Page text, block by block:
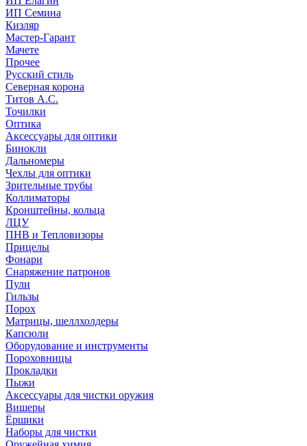
ИП Семина
Кизляр
Мастер-Гарант
Мачете
Прочее
Русский стиль
Северная корона
Титов А.С.
Точилки
Оптика
Аксессуары для оптики
Бинокли
Дальномеры
Чехлы для оптики
Зрительные трубы
Коллиматоры
Кронштейны, кольца
ЛЦУ
ПНВ и Тепловизоры
Прицелы
Фонари
Снаряжение патронов
Пули
Гильзы
Порох
Матрицы, шеллхолдеры
Капсюли
Оборудование и инструменты
Пороховницы
Прокладки
Пыжи
Аксессуары для чистки оружия
Вишеры
Ёршики
Наборы для чистки